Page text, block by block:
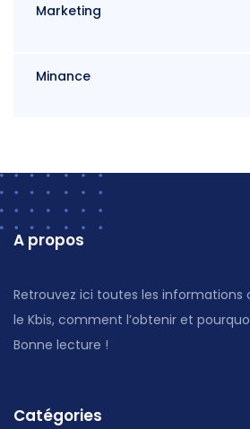
Marketing
Minance
A propos
Retrouvez ici toutes les informations
le Kbis, comment l’obtenir et
Bonne lecture !
Catégories